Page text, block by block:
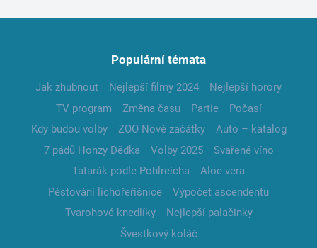
Populární témata
Jak zhubnout Nejlepší filmy 2024
Nejlepší horory
TV program
Změna času Partie
Počasí
Kdy budou volby
ZOO Nové začátky
Auto – katalog
7 pádů Honzy Dědka
Volby 2025
Svařené víno
Tatarák podle Pohlreicha
Aloe vera
Pěstování lichořeřišnice
Výpočet ascendentu
Tvarohové knedlíky
Nejlepší palačinky
Švestkový koláč